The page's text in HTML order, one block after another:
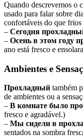
Quando descrevemos o
usado para falar sobre
confortáveis do que frios
– Сегодня
– Осень в этом году
ano está fresco e
Ambientes e
Прохладный também
de ambientes ou a
– В комнате было
fresco e agradável.)
– Мы сидели в
sentados na sombra